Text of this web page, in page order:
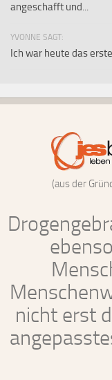
angeschafft und...
YVONNE SAGT:
Ich war heute das
(aus der
nicht erst